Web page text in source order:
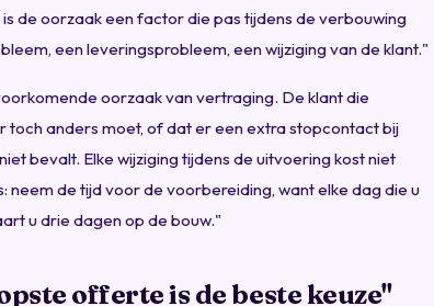
de oorzaak een factor die pas tijdens de verbouwing
een leveringsprobleem, een wijziging van de klant."
oorzaak van vertraging. De klant die
anders moet, of dat er een extra stopcontact bij
bevalt. Elke wijziging tijdens de uitvoering kost niet
neem de tijd voor de voorbereiding, want elke dag die u
u drie dagen op de bouw."
offerte is de beste keuze"